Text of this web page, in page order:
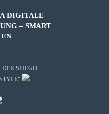
DIGITALE
– SMART
SPIEGEL-